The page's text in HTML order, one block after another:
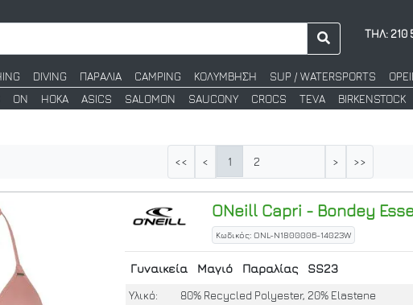
ΤΗΛ: 210
DIVING ΠΑΡΑΛΙΑ CAMPING ΚΟΛΥΜΒΗΣΗ SUP / WATERSPORTS
ON HOKA ASICS SALOMON SAUCONY CROCS TEVA BIRKENSTOCK
<< < 1 2 > >>
ONeillCapri - Bondey
Κωδικός: ONL-N1800006-14023W
Γυναικεία Μαγιό Παραλίας SS23
Υλικό: 80% Recycled Polyester, 20% Elastene